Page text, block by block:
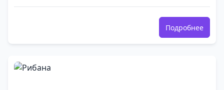
Подробнее